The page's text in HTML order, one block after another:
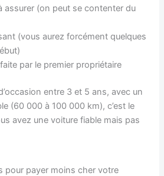
assurer (on peut se contenter du
(vous aurez forcément quelques
par le premier propriétaire
entre 3 et 5 ans, avec un
(60 000 à 100 000 km), c’est le
avez une voiture fiable mais pas
pour payer moins cher votre